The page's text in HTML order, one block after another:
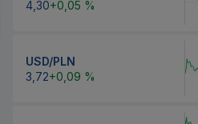
4,30+0,05 %
USD/PLN
3,72+0,09 %